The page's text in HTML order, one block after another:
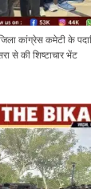
कांग्रेस कमेटी के
से की शिष्टाचार भेंट